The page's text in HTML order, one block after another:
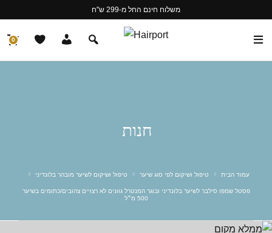
משלוח חינם החל מ-299 ש"ח
0
חנות
עמוד הבית טיפול ושיקום לפי סוג שיער טיפול ושיקום לשיער מובהר בלונדיני
פסטל שמפו סילבר לשיער בלונדיני ובוגר המנטרל גוונים לא רצויים צהובים/כתומים בשיער
500 מ״ל